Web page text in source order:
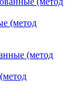
(метод
(метод